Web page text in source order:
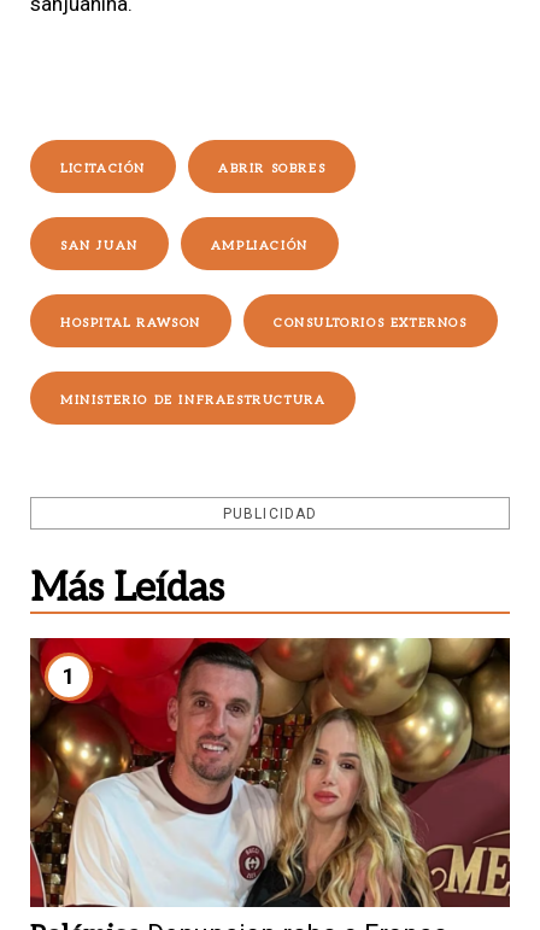
LICITACIÓN ABRIR SOBRES
SAN JUAN AMPLIACIÓN
HOSPITAL RAWSON CONSULTORIOS EXTERNOS
MINISTERIO DE INFRAESTRUCTURA
PUBLICIDAD
Más Leídas
1